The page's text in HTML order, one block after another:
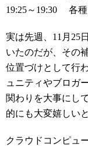
19:25～19:30 各
実は先週、11月25
いたのだが、その
位置づけとして行
ュニティやブロガ
関わりを大事にし
的にも大変嬉しい
クラウドコンピュ